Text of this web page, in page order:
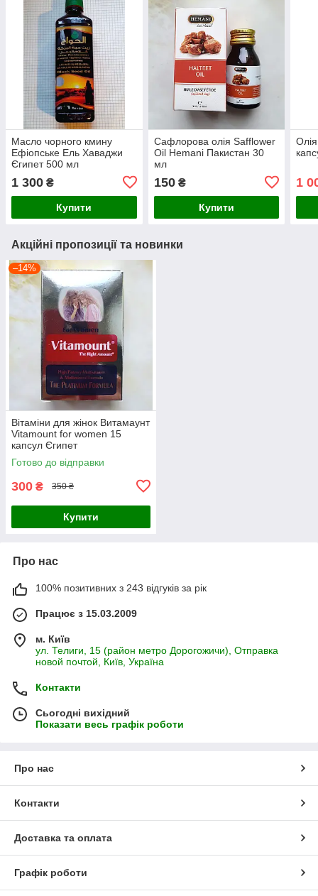
Масло чорного кмину
Ефіопське Ель Хаваджи
Єгипет 500 мл
1 300 ₴
Купити
Сафлорова олія Safflower
Oil Hemani Пакистан 30
мл
150₴
Купити
1
Акційні пропозиції та новинки
–14%
Вітаміни для жінок Витамаунт
Vitamount for women 15
капсул Єгипет
Готово до відправки
300 ₴ 350 ₴
Купити
Про нас
100% позитивних з 243 відгуків за рік
Працює з 15.03.2009
м. Київ
ул. Телиги, 15 (район метро Дорогожичи), Отправка
новой почтой, Київ, Україна
Контакти
Сьогодні вихідний
Показати весь графік роботи
Про нас
Контакти
Доставка та оплата
Графік роботи